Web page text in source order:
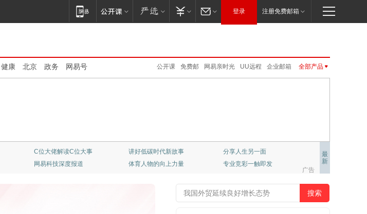
登录 注册免费邮箱
健康 北京 政务 网易号 企业邮箱
UU远程
网易亲时光
免费邮
公开课
CC语音
严选
网易味央
网易游戏
云音乐
全部产品
大话2 梦幻西游手游
大唐无双
率士之滨
哈利波特.魔法觉醒
天下手游
明日之后
逆水寒
最
新
不止是看客
《我的爸爸是条龙》
顶级学府：哈佛大学课程
红彩，只做专业预测
置业推荐
网易非虚构写作平台
广告